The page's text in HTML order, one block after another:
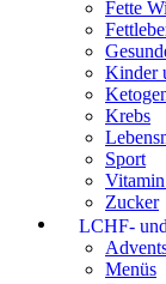
Fette
Kinder
Krebs
Sport
Zucker
LCHF-
Menüs